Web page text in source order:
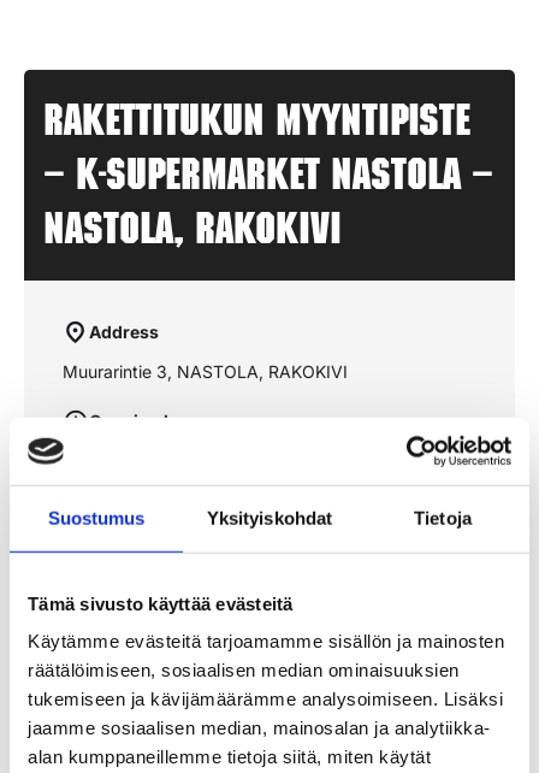
Suostumus Yksityiskohdat Tietoja
Tämä sivusto käyttää evästeitä
Käytämme evästeitä tarjoamamme sisällön ja mainosten
räätälöimiseen, sosiaalisen median ominaisuuksien
tukemiseen ja kävijämäärämme analysoimiseen. Lisäksi
jaamme sosiaalisen median, mainosalan ja analytiikka-
alan kumppaneillemme tietoja siitä, miten käytät
Rakettitukun myyntipiste
– K-SUPERMARKET NASTOLA –
NASTOLA, RAKOKIVI
Address
Muurarintie 3, NASTOLA, RAKOKIVI
Opening hours
aukioloajat julkaistaan lähempänä sesonkia